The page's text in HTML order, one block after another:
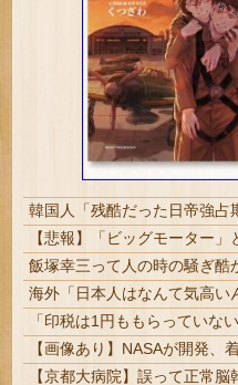
韓国人「残酷だった日帝強占